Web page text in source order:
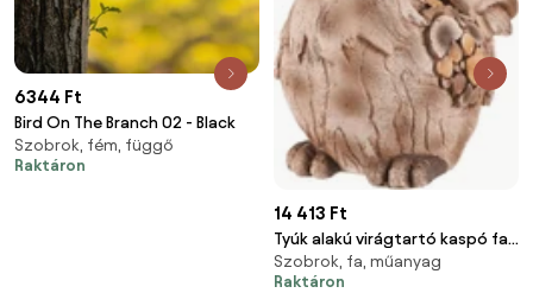
6344 Ft
Bird On The Branch 02 - Black
Szobrok, fém, függő
Raktáron
14 413 Ft
Tyúk alakú virágtartó kaspó fa
mintázatú magnéziumból
Szobrok, fa, műanyag
Raktáron